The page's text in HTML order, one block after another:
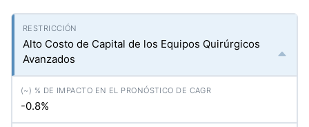
Alto Costo de Capital de los Equipos Quirúrgicos
Avanzados
-0.8%